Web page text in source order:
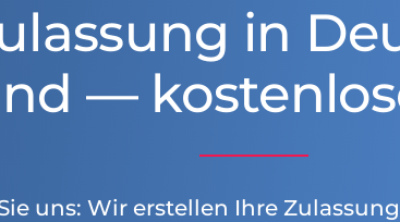
in
—
uns: Wir erstellen Ihre